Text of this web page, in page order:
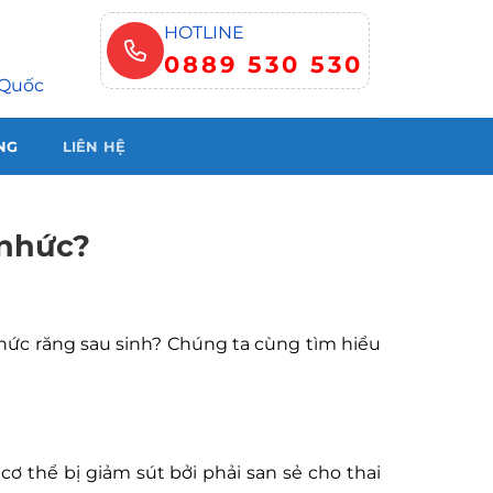
HOTLINE
0889 530 530
LIÊN HỆ
răng sau sinh? Chúng ta cùng tìm hiểu
thể bị giảm sút bởi phải san sẻ cho thai